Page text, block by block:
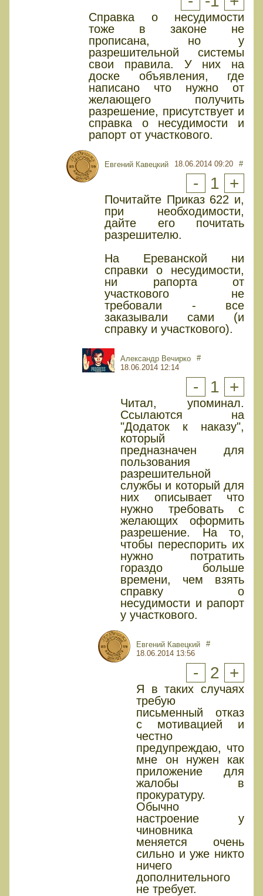
Справка о несудимости
тоже в законе не
прописана, но у
разрешительной системы
свои правила. У них на
доске объявления, где
написано что нужно от
желающего получить
разрешение, присутствует и
справка о несудимости и
рапорт от участкового.
Евгений Кавецкий 18.06.2014 09:20 #
- 1 +
Почитайте Приказ 622 и,
при необходимости,
дайте его почитать
разрешителю.
На Ереванской ни
справки о несудимости,
ни рапорта от
участкового не
требовали - все
заказывали сами (и
справку и участкового).
Александр Вечирко
18.06.2014 12:14
#
- 1 +
Читал, упоминал.
Ссылаются на
"Додаток к наказу",
который
предназначен для
пользования
разрешительной
службы и который для
них описывает что
нужно требовать с
желающих оформить
разрешение. На то,
чтобы переспорить их
нужно потратить
гораздо больше
времени, чем взять
справку о
несудимости и рапорт
у участкового.
Евгений Кавецкий
18.06.2014 13:56
#
- 2 +
Я в таких случаях
требую
письменный отказ
с мотивацией и
честно
предупреждаю, что
мне он нужен как
приложение для
жалобы в
прокуратуру.
Обычно
настроение у
чиновника
меняется очень
сильно и уже никто
ничего
дополнительного
не требует.